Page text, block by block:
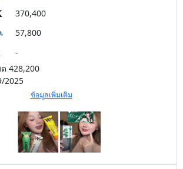
370,400
57,800
-
428,200
2025
ข้อมูลเพิ่มเติม